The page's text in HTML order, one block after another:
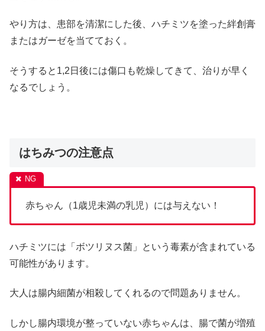
やり方は、患部を清潔にした後、ハチミツを塗った絆創膏
またはガーゼを当てておく。
そうすると1,2日後には傷口も乾燥してきて、治りが早く
なるでしょう。
はちみつの注意点
赤ちゃん（1歳児未満の乳児）には与えない！
ハチミツには「ボツリヌス菌」という毒素が含まれている
可能性があります。
大人は腸内細菌が相殺してくれるので問題ありません。
しかし腸内環境が整っていない赤ちゃんは、腸で菌が増殖